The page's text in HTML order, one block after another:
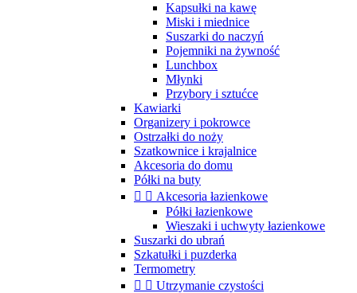
Kapsułki na kawę
Miski i miednice
Suszarki do naczyń
Pojemniki na żywność
Lunchbox
Młynki
Przybory i sztućce
Kawiarki
Organizery i pokrowce
Ostrzałki do noży
Szatkownice i krajalnice
Akcesoria do domu
Półki na buty
  Akcesoria łazienkowe
Półki łazienkowe
Wieszaki i uchwyty łazienkowe
Suszarki do ubrań
Szkatułki i puzderka
Termometry
  Utrzymanie czystości